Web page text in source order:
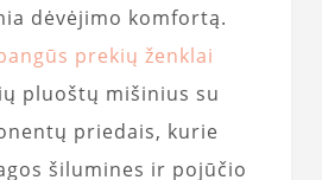
dėvėjimo komfortą.
prekių ženklai
pluoštų mišinius su
priedais, kurie
šilumines ir pojūčio